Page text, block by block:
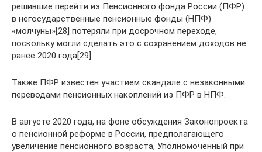
решившие перейти из Пенсионного фонда России (ПФР)
в негосударственные пенсионные фонды (НПФ)
«молчуны»[28] потеряли при досрочном переходе,
поскольку могли сделать это с сохранением доходов не
ранее 2020 года[29].
Также ПФР известен участием скандале с незаконными
переводами пенсионных накоплений из ПФР в НПФ.
В августе 2020 года, на фоне обсуждения Законопроекта
о пенсионной реформе в России, предполагающего
увеличение пенсионного возраста, Уполномоченный при